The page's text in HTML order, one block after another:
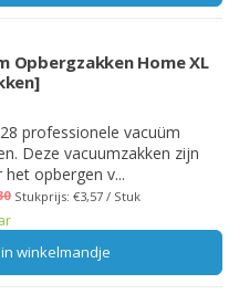
Opbergzakken Home XL
professionele vacuüm
Deze vacuumzakken zijn
opbergen v...
Stukprijs: €3,57 / Stuk
in winkelmandje